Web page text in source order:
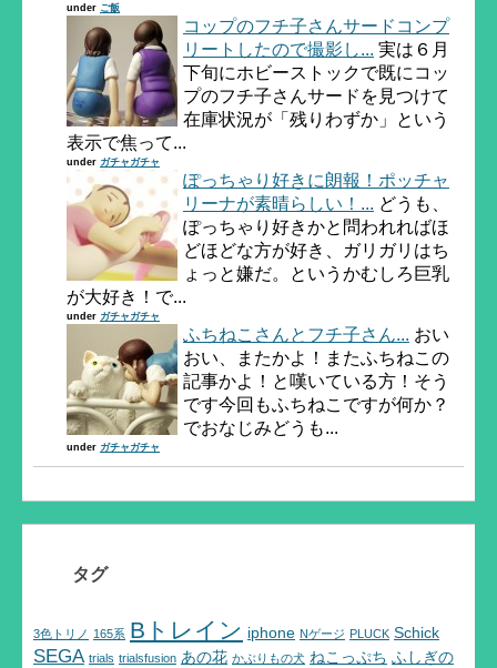
under ご飯
コップのフチ子さんサードコンプ
リートしたので撮影し... 実は６月
下旬にホビーストックで既にコッ
プのフチ子さんサードを見つけて
在庫状況が「残りわずか」という
表示で焦って...
under ガチャガチャ
ぽっちゃり好きに朗報！ポッチャ
リーナが素晴らしい！... どうも、
ぽっちゃり好きかと問われればほ
どほどな方が好き、ガリガリはち
ょっと嫌だ。というかむしろ巨乳
が大好き！で...
under ガチャガチャ
ふちねこさんとフチ子さん... おい
おい、またかよ！またふちねこの
記事かよ！と嘆いている方！そう
です今回もふちねこですが何か？
でおなじみどうも...
under ガチャガチャ
タグ
3色トリノ 165系 Bトレイン iphone Nゲージ PLUCK Schick
SEGA trials trialsfusion あの花 かぶりもの犬 ねこっぷち ふしぎの